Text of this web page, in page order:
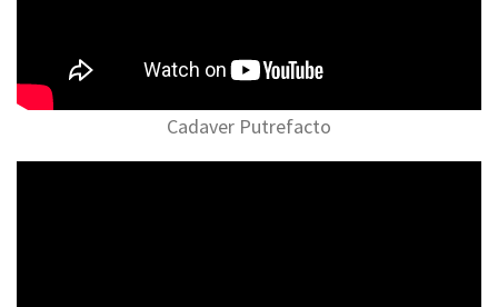
Cadaver Putrefacto